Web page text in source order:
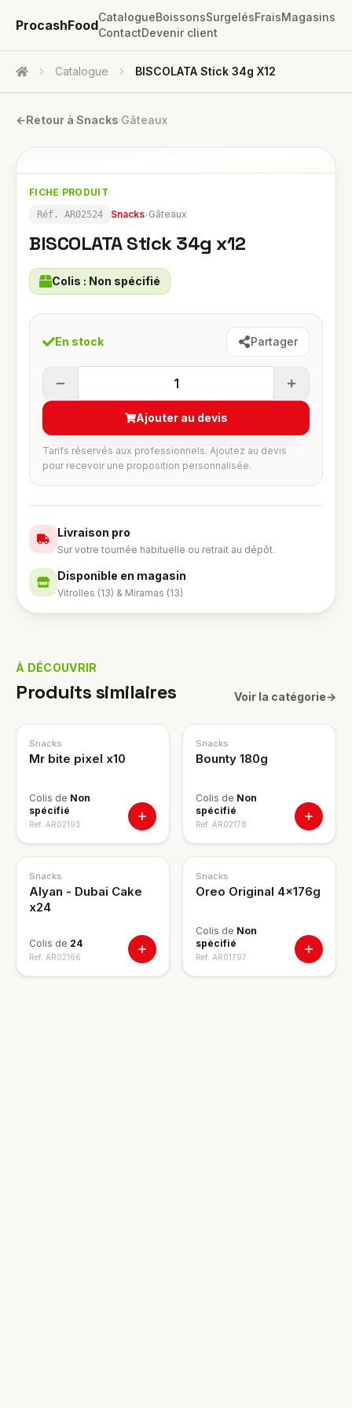
ProcashFood
CatalogueBoissonsSurgelésFraisMagasins
ContactDevenir client
Accueil Catalogue BISCOLATA Stick 34g X12
←Retour à Snacks·Gâteaux
FICHE PRODUIT
Réf. AR02524 Snacks›Gâteaux
BISCOLATA Stick 34g x12
Colis : Non spécifié
En stock Partager
1
Ajouter au devis
Tarifs réservés aux professionnels. Ajoutez au devis
pour recevoir une proposition personnalisée.
Livraison pro
Sur votre tournée habituelle ou retrait au dépôt.
Disponible en magasin
Vitrolles (13) & Miramas (13)
À DÉCOUVRIR
Produits similaires Voir la catégorie→
Snacks
Mr bite pixel x10
Colis de Non
spécifié
Ref. AR02193
Snacks
Bounty 180g
Colis de Non
spécifié
Ref. AR02178
Snacks
Alyan - Dubai Cake
x24
Colis de 24
Ref. AR02166
Snacks
Oreo Original 4x176g
Colis de Non
spécifié
Ref. AR01797